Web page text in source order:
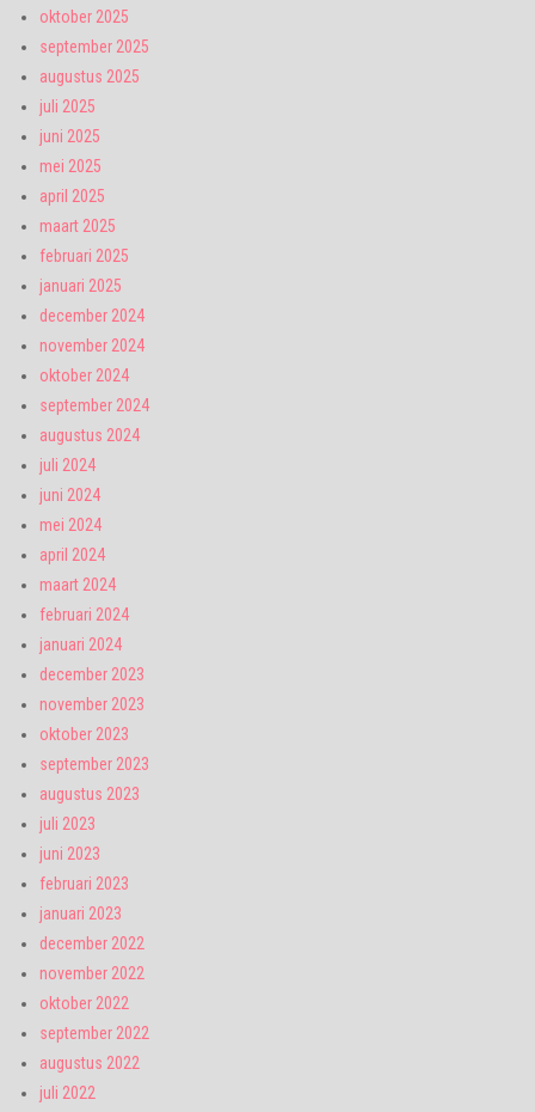
oktober 2025
september 2025
augustus 2025
juli 2025
juni 2025
mei 2025
april 2025
maart 2025
februari 2025
januari 2025
december 2024
november 2024
oktober 2024
september 2024
augustus 2024
juli 2024
juni 2024
mei 2024
april 2024
maart 2024
februari 2024
januari 2024
december 2023
november 2023
oktober 2023
september 2023
augustus 2023
juli 2023
juni 2023
februari 2023
januari 2023
december 2022
november 2022
oktober 2022
september 2022
augustus 2022
juli 2022